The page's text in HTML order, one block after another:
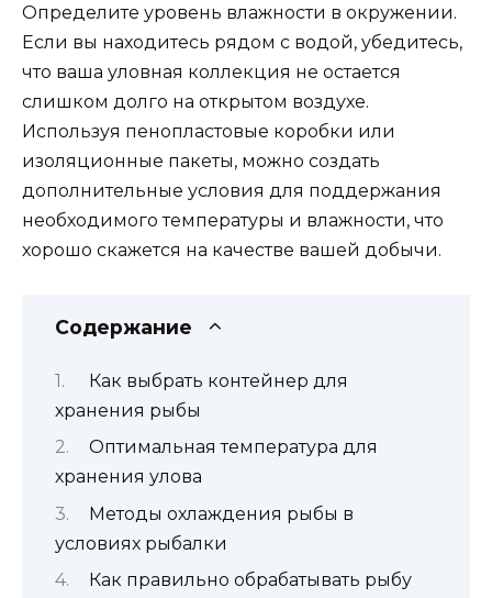
Определите уровень влажности в окружении.
Если вы находитесь рядом с водой, убедитесь,
что ваша уловная коллекция не остается
слишком долго на открытом воздухе.
Используя пенопластовые коробки или
изоляционные пакеты, можно создать
дополнительные условия для поддержания
необходимого температуры и влажности, что
хорошо скажется на качестве вашей добычи.
Содержание
Как выбрать контейнер для
хранения рыбы
Оптимальная температура для
хранения улова
Методы охлаждения рыбы в
условиях рыбалки
Как правильно обрабатывать рыбу